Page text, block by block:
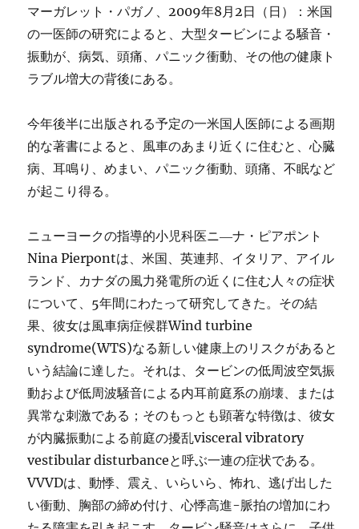
マーガレット・パガノ、2009年8月2日（日）：米国
の一医師の研究によると、大型タービンによる騒音・
振動が、病気、頭痛、パニック衝動、その他の健康ト
ラブル増大の背後にある。
今年後半に出版される予定の一米国人医師による画期
的な著書によると、風車のあまり近くに住むと、心臓
病、耳鳴り、めまい、パニック衝動、頭痛、不眠など
が起こり得る。
ニューヨークの指導的小児科医ニ―ナ・ピアポント
Nina Pierpontは、米国、英連邦、イタリア、アイル
ランド、カナダの風力発電所の近くに住む人々の症状
について、5年間にわたって研究してきた。その結
果、彼女は風車病症候群Wind turbine
syndrome(WTS)なる新しい健康上のリスクがあると
いう結論に達した。それは、タービンの低周波空気振
動および低周波騒音による内耳前庭系の崩壊、または
異常な刺激である；そのもっとも顕著な特徴は、彼女
が内臓振動による前庭の擾乱visceral vibratory
vestibular disturbanceと呼ぶ一連の症状である。
VVVDは、動悸、震え、いらいら、怖れ、逃げ出した
い衝動、胸部の締め付け、心悸高進-脈拍の増加にわ